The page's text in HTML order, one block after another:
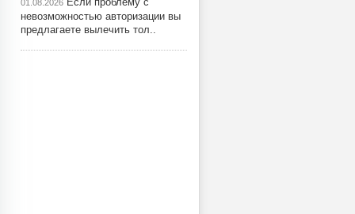
01.08.2026
невозможностью авторизации вы
предлагаете вылечить тол..